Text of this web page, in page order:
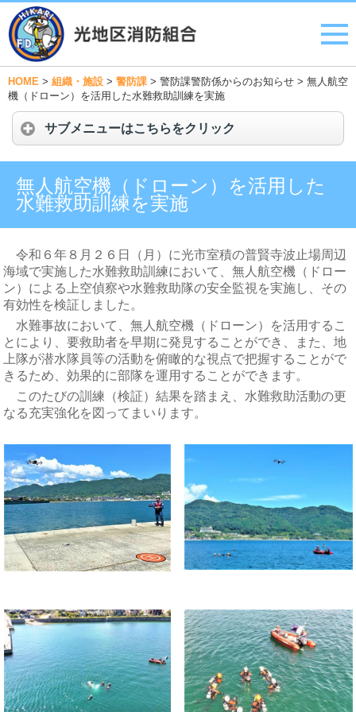
HOME > 組織・施設 > 警防課 > 警防課警防係からのお知らせ > 無人航空
機（ドローン）を活用した水難救助訓練を実施
サブメニューはこちらをクリック
無人航空機（ドローン）を活用した
水難救助訓練を実施
令和６年８月２６日（月）に光市室積の普賢寺波止場周辺
海域で実施した水難救助訓練において、無人航空機（ドロー
ン）による上空偵察や水難救助隊の安全監視を実施し、その
有効性を検証しました。
水難事故において、無人航空機（ドローン）を活用するこ
とにより、要救助者を早期に発見することができ、また、地
上隊が潜水隊 員等の活動を俯瞰的な視点で把握することがで
きるため、効果的に部隊を運用することができます。
このたびの訓練（検証）結果を踏まえ、水難救助活動の更
なる充実強化を図ってまいります。